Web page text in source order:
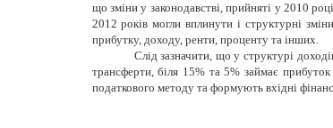
що зміни у законодавстві, прийняті у 2010
2012 років могли вплинути і структурні
прибутку, доходу, ренти, проценту та інших.
Слід зазначити, що у структурі
трансферти, біля 15% та 5% займає
податкового методу та формують вхідні